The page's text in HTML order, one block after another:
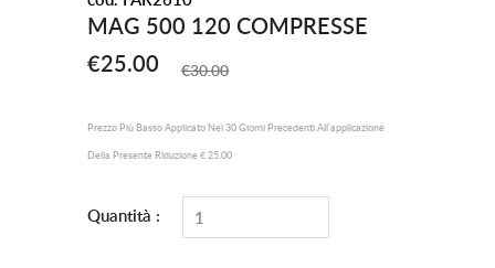
MAG 500 120 COMPRESSE
€25.00
€30.00
Prezzo Più Basso Applicato Nei 30 Giorni Precedenti All'applicazione
Della Presente Riduzione € 25.00
Quantità :